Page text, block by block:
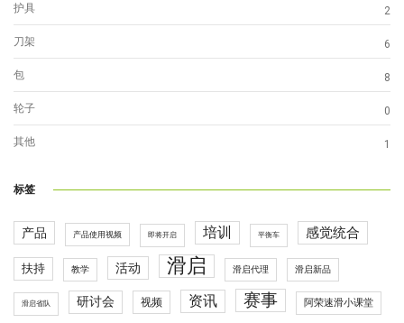
护具 2
刀架 6
包 8
轮子 0
其他 1
标签
产品 产品使用视频 即将开启 培训 平衡车 感觉统合
扶持 教学 活动 滑启 滑启代理 滑启新品
滑启省队 研讨会 视频 资讯 赛事 阿荣速滑小课堂